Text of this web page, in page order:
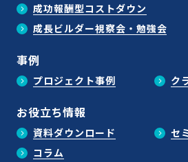
成功報酬型コストダウン
成長ビルダー視察会・勉強会
事例
プロジェクト事例 ク
お役立ち情報
資料ダウンロード
セ
コラム